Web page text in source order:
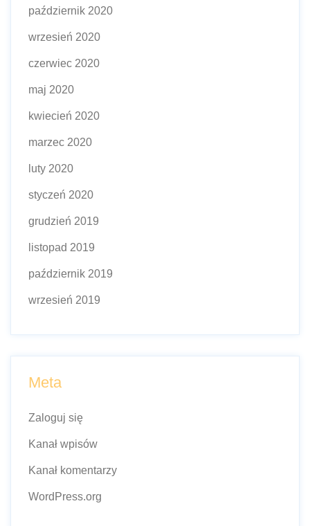
październik 2020
wrzesień 2020
czerwiec 2020
maj 2020
kwiecień 2020
marzec 2020
luty 2020
styczeń 2020
grudzień 2019
listopad 2019
październik 2019
wrzesień 2019
Meta
Zaloguj się
Kanał wpisów
Kanał komentarzy
WordPress.org